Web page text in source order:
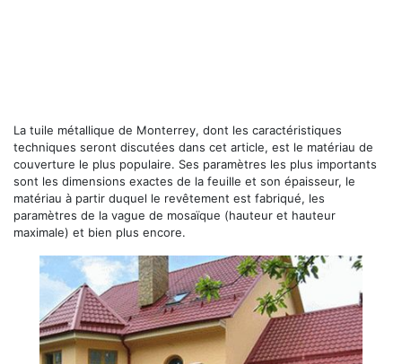
La tuile métallique de Monterrey, dont les caractéristiques
techniques seront discutées dans cet article, est le matériau de
couverture le plus populaire. Ses paramètres les plus importants
sont les dimensions exactes de la feuille et son épaisseur, le
matériau à partir duquel le revêtement est fabriqué, les
paramètres de la vague de mosaïque (hauteur et hauteur
maximale) et bien plus encore.